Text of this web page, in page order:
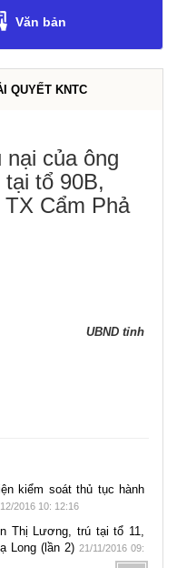
Văn bản
QUYẾT KNTC
của ông
tổ 90B,
Cẩm Phả
UBND tỉnh
kiểm soát thủ tục hành
2016 10: 12:16
Thị Lương, trú tại tổ 11,
Long (lần 2)21/11/2016 09: